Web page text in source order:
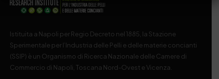
Istituita a Napoli per Regio Decreto nel 1885, la Stazione
Sperimentale per l’Industria delle Pelli e delle materie concianti
(SSIP) è un Organismo di Ricerca Nazionale delle Camere di
Commercio di Napoli, Toscana Nord-Ovest e Vicenza.